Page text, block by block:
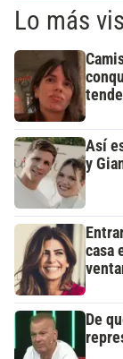
Lo más
Así
y
casa
De